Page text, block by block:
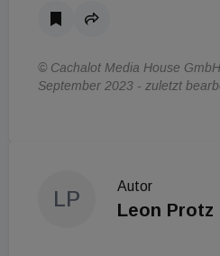
© Cachalot Media House
September 2023 - zuletzt
LP
Autor
Leon Protz